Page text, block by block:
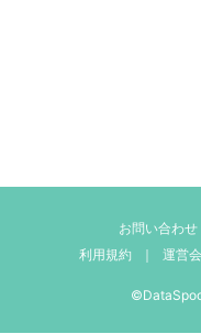
お問い合わせ
利用規約
｜ 運営